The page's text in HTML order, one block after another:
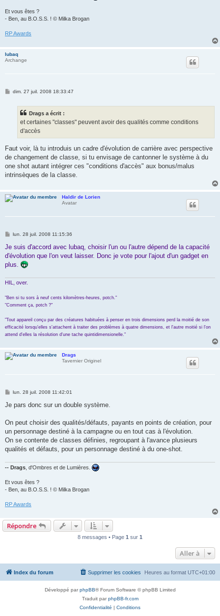
Et vous êtes ?
- Ben, au B.O.S.S. ! © Milka Brogan
RP Awards
lubaq
Archange
Mdim. 27 juil. 2008 18:33:47
Drags a écrit :
et certaines "classes" peuvent avoir des qualités comme conditions
d'accès
Faut voir, là tu introduis un cadre d'évolution de carrière avec perspective
de changement de classe, si tu envisage de cantonner le système à du
one shot autant intégrer ces "conditions d'accès" aux bonus/malus
intrinsèques de la classe.
Haldir de Lorien
Avatar
M
s
a
g
lun. 28 juil. 2008 11:15:36
Je suis d'accord avec lubaq, choisir l'un ou l'autre dépend de la capacité
d'évolution que l'on veut laisser. Donc je vote pour l'ajout d'un gadget en
plus.
HIL, over.
"Ben si tu sors à neuf cents kilomètres-heures, potch."
"Comment ça, potch ?"
"Tout appareil conçu par des créatures habituées à penser en trois dimensions perd la moitié de son
efficacité lorsqu'elles s'attachent à traiter des problèmes à quatre dimensions, et l'autre moitié si l'on
attend d'elles la résolution d'une tache quintidimensionelle."
Drags
Tavernier Originel
M
s
g
lun. 28 juil. 2008 11:42:01
Je pars donc sur un double système.
On peut choisir des qualités/défauts, payants en points de création, pour
un personnage destiné à la campagne ou en tout cas à l'évolution.
On se contente de classes définies, regroupant à l'avance plusieurs
qualités et défauts, pour un personnage destiné à du one-shot.
-- Drags , d'Ombres et de Lumières.
Et vous êtes ?
- Ben, au B.O.S.S. ! © Milka Brogan
RP Awards
Répondre
8 messages • Page 1 sur 1
Aller à
Index du forum Heures au format UTC+01:00
Supprimer les cookies
Développé parphpBB® Forum Software © phpBB Limited
Traduit parphpBB-fr.com
Confidentialité | Conditions